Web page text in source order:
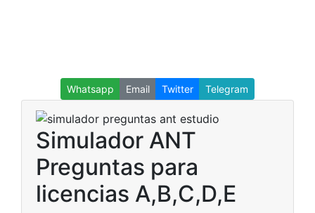
Whatsapp Email Twitter Telegram
Simulador ANT
Preguntas para
licencias A,B,C,D,E